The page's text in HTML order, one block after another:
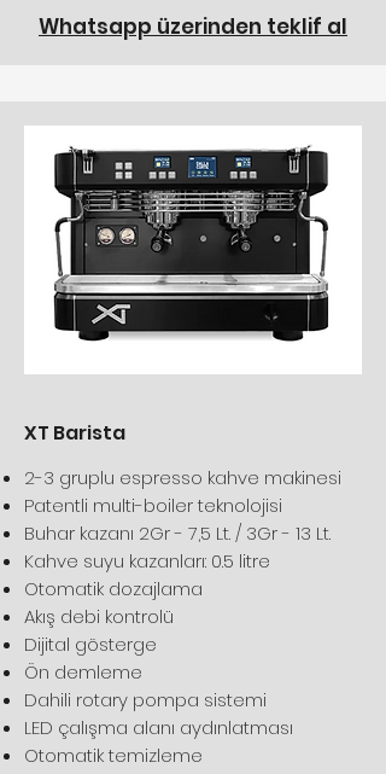
Whatsapp üzerinden teklif al
XT Barista
2-3 gruplu espresso kahve makinesi
Patentli multi-boiler teknolojisi
Buhar kazanı 2Gr - 7,5 Lt. / 3Gr - 13 Lt.
Kahve suyu kazanları: 0.5 litre
Otomatik dozajlama
Akış debi kontrolü
Dijital gösterge
Ön demleme
Dahili rotary pompa sistemi
LED çalışma alanı aydınlatması
Otomatik temizleme